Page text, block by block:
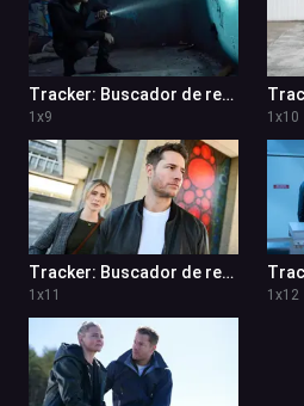
Tracker: Buscador de recompensas 1x9
1 x9 1 x10
Tracker: Buscador de recompensas 1x11
1 x11 1 x12